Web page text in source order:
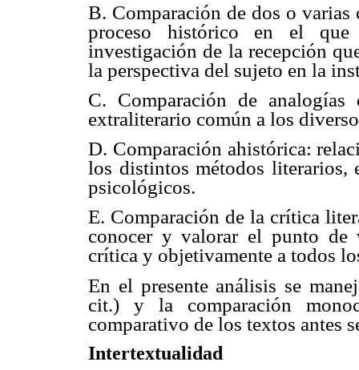
B. Comparación de dos o varias
proceso histórico en el
investigación de la recepción
la perspectiva del sujeto en la
C. Comparación de
extraliterario común a los
D. Comparación ahistórica:
los distintos métodos literarios,
psicológicos.
E. Comparación de la crítica
conocer y valorar el punto de
crítica y objetivamente a todos
En el presente análisis se
cit.) y la comparación
comparativo de los textos antes
Intertextualidad